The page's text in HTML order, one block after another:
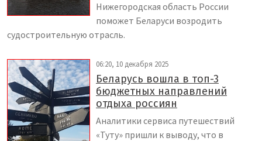
Нижегородская область России
поможет Беларуси возродить
судостроительную отрасль.
06:20, 10 декабря 2025
Беларусь вошла в топ-3
бюджетных направлений
отдыха россиян
Аналитики сервиса путешествий
«Туту» пришли к выводу, что в